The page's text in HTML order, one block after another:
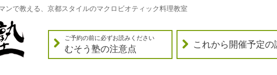
ンで教える、京都スタイルのマクロビオティック料理教室
ご予約の前に必ずお読みください
むそう塾の注意点 これから開催予定の